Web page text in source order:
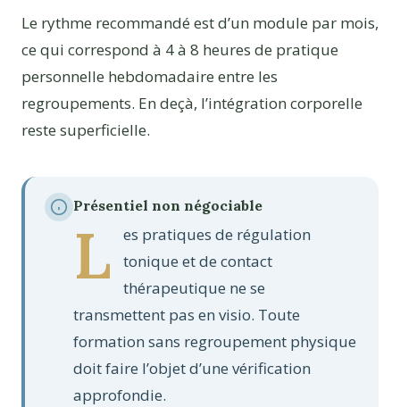
Le rythme recommandé est d’un module par mois,
ce qui correspond à 4 à 8 heures de pratique
personnelle hebdomadaire entre les
regroupements. En deçà, l’intégration corporelle
reste superficielle.
Présentiel non négociable
L
es pratiques de régulation
tonique et de contact
thérapeutique ne se
transmettent pas en visio. Toute
formation sans regroupement physique
doit faire l’objet d’une vérification
approfondie.